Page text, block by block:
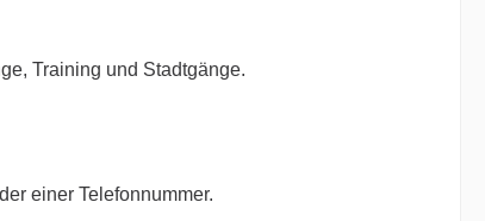
Training und Stadtgänge.
einer Telefonnummer.